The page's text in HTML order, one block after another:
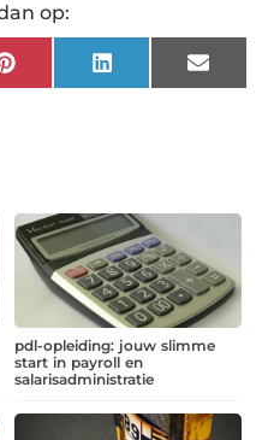
op:
Pinterest LinkedIn Email
pdl-opleiding: jouw slimme
start in payroll en
salarisadministratie